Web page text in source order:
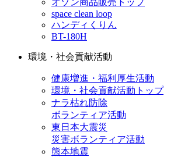
space clean loop
ハンディくりん
BT-180H
環境・社会貢献活動
健康増進・福利厚生活動
環境・社会貢献活動トップ
ナラ枯れ防除
ボランティア活動
東日本大震災
災害ボランティア活動
熊本地震